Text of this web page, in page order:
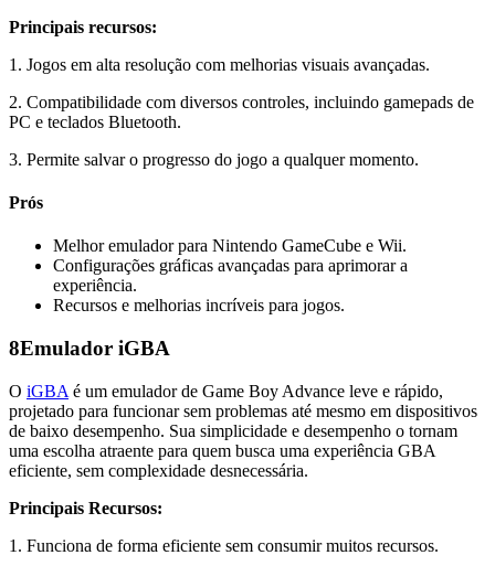
Principais recursos:
1. Jogos em alta resolução com melhorias visuais avançadas.
2. Compatibilidade com diversos controles, incluindo gamepads de
PC e teclados Bluetooth.
3. Permite salvar o progresso do jogo a qualquer momento.
Prós
Melhor emulador para Nintendo GameCube e Wii.
Configurações gráficas avançadas para aprimorar a
experiência.
Recursos e melhorias incríveis para jogos.
8Emulador iGBA
O iGBA é um emulador de Game Boy Advance leve e rápido,
projetado para funcionar sem problemas até mesmo em dispositivos
de baixo desempenho. Sua simplicidade e desempenho o tornam
uma escolha atraente para quem busca uma experiência GBA
eficiente, sem complexidade desnecessária.
Principais Recursos:
1. Funciona de forma eficiente sem consumir muitos recursos.